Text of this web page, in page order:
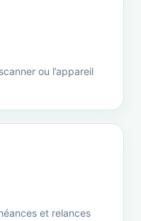
ou l’appareil
et relances